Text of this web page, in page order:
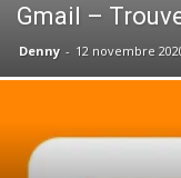
Gmail –
Denny - 12 novembre